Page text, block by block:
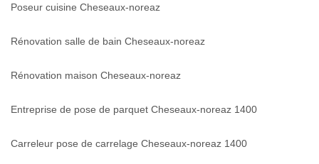
Poseur cuisine Cheseaux-noreaz
Rénovation salle de bain Cheseaux-noreaz
Rénovation maison Cheseaux-noreaz
Entreprise de pose de parquet Cheseaux-noreaz 1400
Carreleur pose de carrelage Cheseaux-noreaz 1400